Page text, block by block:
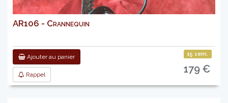
AR106 - Crannequin
Ajouter au panier
Rappel
15 sem.
179 €